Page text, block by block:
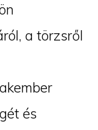
a törzsről
és